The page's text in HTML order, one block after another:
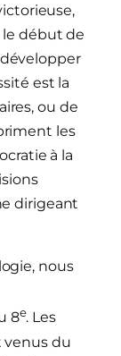
le début de
est la
ou de
les
à la
dirigeant
nous
8e. Les
venus du